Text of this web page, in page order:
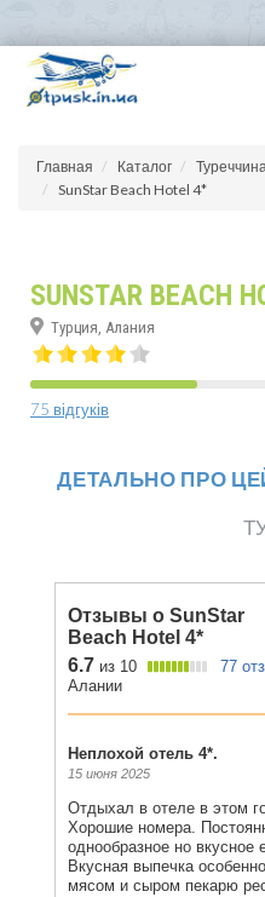
Главная Каталог
SunStar Beach Hotel 4*
SUNSTAR BEACH
Турция, Алания
75 відгуків
ДЕТАЛЬНО ПРО